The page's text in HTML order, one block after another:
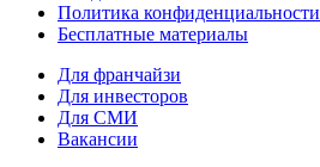
Политика конфиденциальности
Бесплатные материалы
Для франчайзи
Для инвесторов
Для СМИ
Вакансии